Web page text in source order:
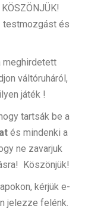
testmozgást és
meghirdetett
váltóruháról,
játék !
tartsák be a
és mindenki a
ne zavarjuk
Köszönjük!
kérjük e-
jelezze felénk.